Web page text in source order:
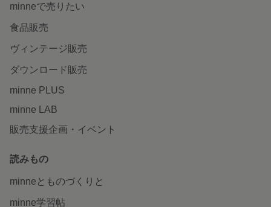
minneで売りたい
食品販売
ヴィンテージ販売
ダウンロード販売
minne PLUS
minne LAB
販売支援企画・イベント
読みもの
minneとものづくりと
minne学習帖